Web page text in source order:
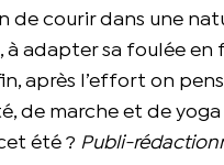
courir dans une
à adapter sa foulée
après l’effort on
de marche et de
été ? Publi-